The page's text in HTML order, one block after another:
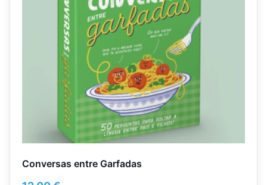
Conversas entre Garfadas